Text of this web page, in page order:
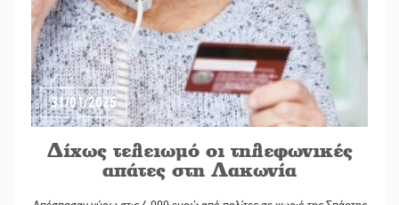
31/01/2025
Δίχως τελειωμό οι τηλεφωνικές
απάτες στη Λακωνία